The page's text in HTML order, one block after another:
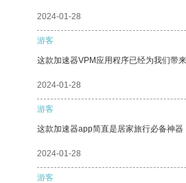
2024-01-28
游客
这款加速器VPM应用程序已经为我们带
2024-01-28
游客
这款加速器app简直是居家旅行必备神
2024-01-28
游客